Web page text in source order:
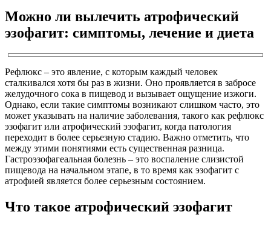
Можно ли вылечить атрофический
эзофагит: симптомы, лечение и диета
Рефлюкс – это явление, с которым каждый человек
сталкивался хотя бы раз в жизни. Оно проявляется в забросе
желудочного сока в пищевод и вызывает ощущение изжоги.
Однако, если такие симптомы возникают слишком часто, это
может указывать на наличие заболевания, такого как рефлюкс
эзофагит или атрофический эзофагит, когда патология
переходит в более серьезную стадию. Важно отметить, что
между этими понятиями есть существенная разница.
Гастроэзофагеальная болезнь – это воспаление слизистой
пищевода на начальном этапе, в то время как эзофагит с
атрофией является более серьезным состоянием.
Что такое атрофический эзофагит